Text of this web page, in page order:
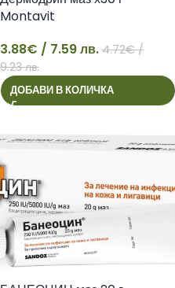
3
Montavit
3.88€ / 7.59 лв. 4.72€/
9.23 лв.
ДОБАВИ В КОЛИЧКА